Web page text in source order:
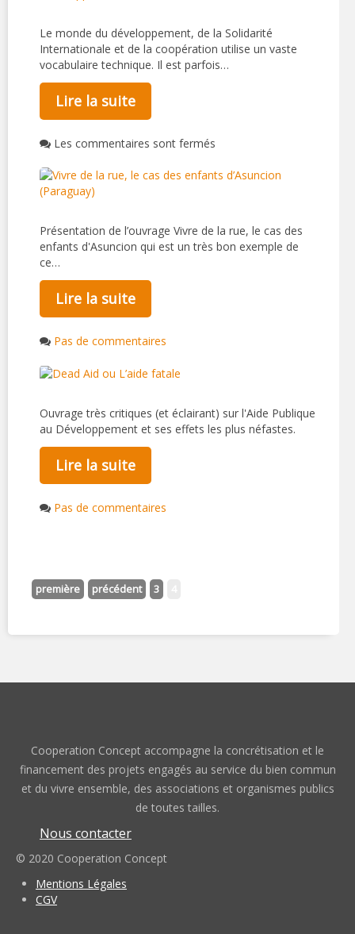
Le monde du développement, de la Solidarité
Internationale et de la coopération utilise un vaste
vocabulaire technique. Il est parfois…
Lire la suite
Les commentaires sont fermés
Présentation de l’ouvrage Vivre de la rue, le cas des
enfants d'Asuncion qui est un très bon exemple de
ce…
Lire la suite
Pas de commentaires
Ouvrage très critiques (et éclairant) sur l'Aide Publique
au Développement et ses effets les plus néfastes.
Lire la suite
Pas de commentaires
première précédent 3
Cooperation Concept accompagne la concrétisation et le
financement des projets engagés au service du bien commun
et du vivre ensemble, des associations et organismes publics
de toutes tailles.
Nous contacter
© 2020 Cooperation Concept
Mentions Légales
CGV